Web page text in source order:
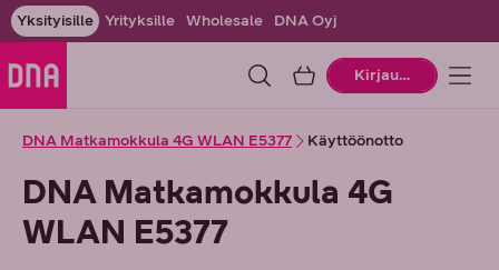
Yksityisille Yrityksille Wholesale DNA Oyj
OstoskoriKirjaudu
DNA Matkamokkula 4G WLAN E5377 Käyttöönotto
DNA Matkamokkula 4G
WLAN E5377